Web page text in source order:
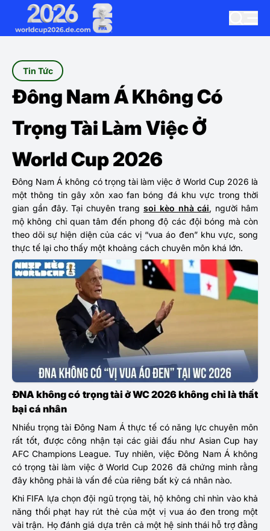
Tin Tức
Đông Nam Á Không Có
Trọng Tài Làm Việc Ở
World Cup 2026
Đông Nam Á không có trọng tài làm việc ở World Cup 2026 là
một thông tin gây xôn xao fan bóng đá khu vực trong thời
gian gần đây. Tại chuyên trang soi kèo nhà cái, người hâm
mộ không chỉ quan tâm đến phong độ các đội bóng mà còn
theo dõi sự hiện diện của các vị “vua áo đen” khu vực, song
thực tế lại cho thấy một khoảng cách chuyên môn khá lớn.
ĐNA không có trọng tài ở WC 2026 không chỉ là thất
bại cá nhân
Nhiều trọng tài Đông Nam Á thực tế có năng lực chuyên môn
rất tốt, được công nhận tại các giải đấu như Asian Cup hay
AFC Champions League. Tuy nhiên, việc Đông Nam Á không
có trọng tài làm việc ở World Cup 2026 đã chứng minh rằng
đây không phải là vấn đề của riêng bất kỳ cá nhân nào.
Khi FIFA lựa chọn đội ngũ trọng tài, hộ không chỉ nhìn vào khả
năng thổi phạt hay rút thẻ của một vị vua áo đen trong một
vài trận. Họ đánh giá dựa trên cả một hệ sinh thái hỗ trợ đằng